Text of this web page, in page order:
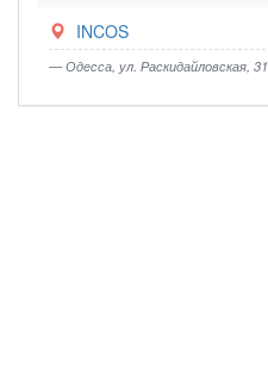
INCOS
— Одесса, ул. Раскидайловская, 31